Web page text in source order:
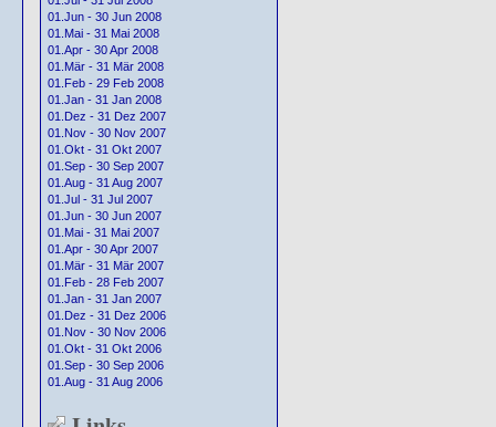
01.Jun - 30 Jun 2008
01.Mai - 31 Mai 2008
01.Apr - 30 Apr 2008
01.Mär - 31 Mär 2008
01.Feb - 29 Feb 2008
01.Jan - 31 Jan 2008
01.Dez - 31 Dez 2007
01.Nov - 30 Nov 2007
01.Okt - 31 Okt 2007
01.Sep - 30 Sep 2007
01.Aug - 31 Aug 2007
01.Jul - 31 Jul 2007
01.Jun - 30 Jun 2007
01.Mai - 31 Mai 2007
01.Apr - 30 Apr 2007
01.Mär - 31 Mär 2007
01.Feb - 28 Feb 2007
01.Jan - 31 Jan 2007
01.Dez - 31 Dez 2006
01.Nov - 30 Nov 2006
01.Okt - 31 Okt 2006
01.Sep - 30 Sep 2006
01.Aug - 31 Aug 2006